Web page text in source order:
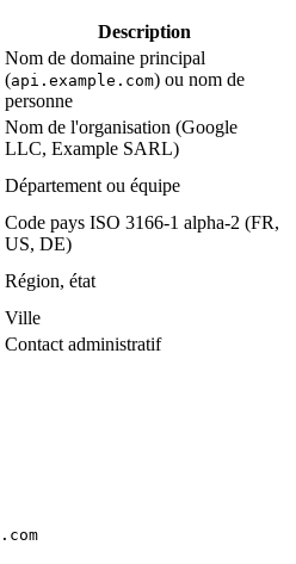
Description
Nom de domaine principal
(api.example.com) ou nom de
personne
Nom de l'organisation (Google
LLC, Example SARL)
Département ou équipe
Code pays ISO 3166-1 alpha-2 (FR,
US, DE)
Région, état
Ville
Contact administratif